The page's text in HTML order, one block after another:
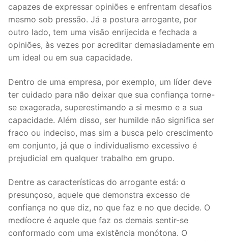
capazes de expressar opiniões e enfrentam desafios
mesmo sob pressão. Já a postura arrogante, por
outro lado, tem uma visão enrijecida e fechada a
opiniões, às vezes por acreditar demasiadamente em
um ideal ou em sua capacidade.
Dentro de uma empresa, por exemplo, um líder deve
ter cuidado para não deixar que sua confiança torne-
se exagerada, superestimando a si mesmo e a sua
capacidade. Além disso, ser humilde não significa ser
fraco ou indeciso, mas sim a busca pelo crescimento
em conjunto, já que o individualismo excessivo é
prejudicial em qualquer trabalho em grupo.
Dentre as características do arrogante está: o
presunçoso, aquele que demonstra excesso de
confiança no que diz, no que faz e no que decide. O
medíocre é aquele que faz os demais sentir-se
conformado com uma existência monótona. O